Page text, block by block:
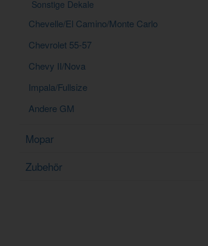
Sonstige Dekale
Chevelle/El Camino/Monte Carlo
Chevrolet 55-57
Chevy II/Nova
Impala/Fullsize
Andere GM
Mopar
Zubehör